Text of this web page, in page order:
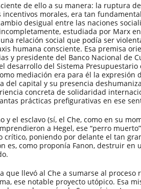
de ello a su manera: la ruptura
incentivos morales, era tan
desigual entre las naciones
estudiada por Marx
relación social que podía ser
humana consciente. Esa premisa
y presidente del Banco Nacional de
desarrollo del Sistema Presupuestario
mediación era para él la expresión
del capital y su presencia
concreta de solidaridad
prácticas prefigurativas en ese
y el esclavo (sí, el Che, como en su
a Hegel, ese “perro
crítico, poniendo por delante el tan
es, como proponía Fanon, destruir en
que llevó al Che a sumarse al proceso
ese notable proyecto utópico. Esa